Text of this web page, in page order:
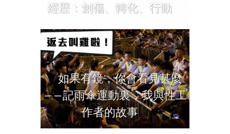
經歷：創傷、轉化、行動
如果有鏡，你會看見甚麼
——記雨傘運動裏，我與性工
作者的故事